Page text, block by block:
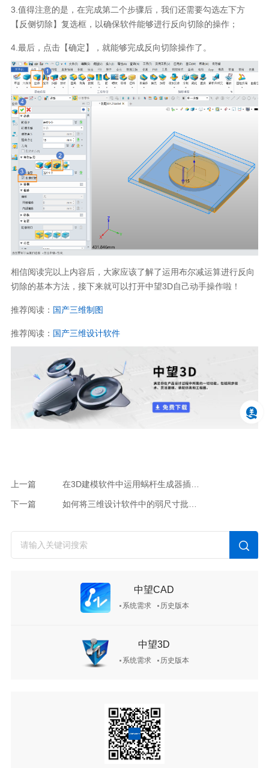
3.值得注意的是，在完成第二个步骤后，我们还需要勾选左下方
【反侧切除】复选框，以确保软件能够进行反向切除的操作；
4.最后，点击【确定】，就能够完成反向切除操作了。
相信阅读完以上内容后，大家应该了解了运用布尔减运算进行反向
切除的基本方法，接下来就可以打开中望3D自己动手操作啦！
推荐阅读： 国产三维制图
推荐阅读： 国产三维设计软件
上一篇 在3D建模软件中运用蜗杆生成器插入蜗轮蜗杆的方法
下一篇 如何将三维设计软件中的弱尺寸批量改为强尺寸？
中望CAD
系统需求 历史版本
中望3D
系统需求 历史版本